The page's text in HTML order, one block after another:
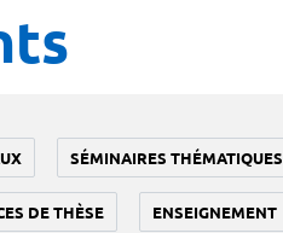
SÉMINAIRES THÉMATIQUES
DE THÈSE ENSEIGNEMENT